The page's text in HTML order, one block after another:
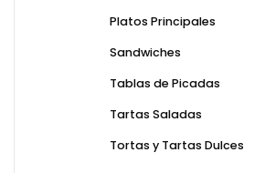
Platos Principales
Sandwiches
Tablas de Picadas
Tartas Saladas
Tortas y Tartas Dulces